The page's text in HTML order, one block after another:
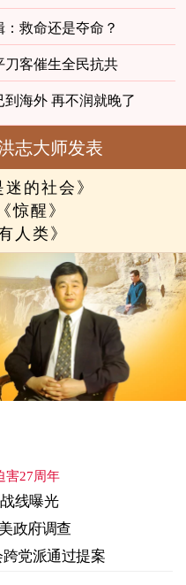
：救命还是夺命？
刀客催生全民抗共
到海外 再不润就晚了
志大师发表
迷的社会》
《惊醒》
人类》
害27周年
线曝光
政府调查
党派通过提案